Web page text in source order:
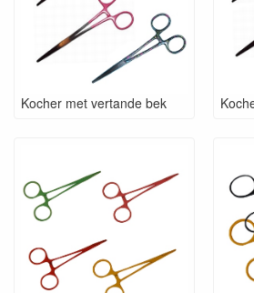
Kocher met vertande bek